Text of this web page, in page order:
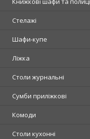
Стелажі
Шафи-купе
Ліжка
Столи журнальні
Сумби приліжкові
Комоди
Столи кухонні